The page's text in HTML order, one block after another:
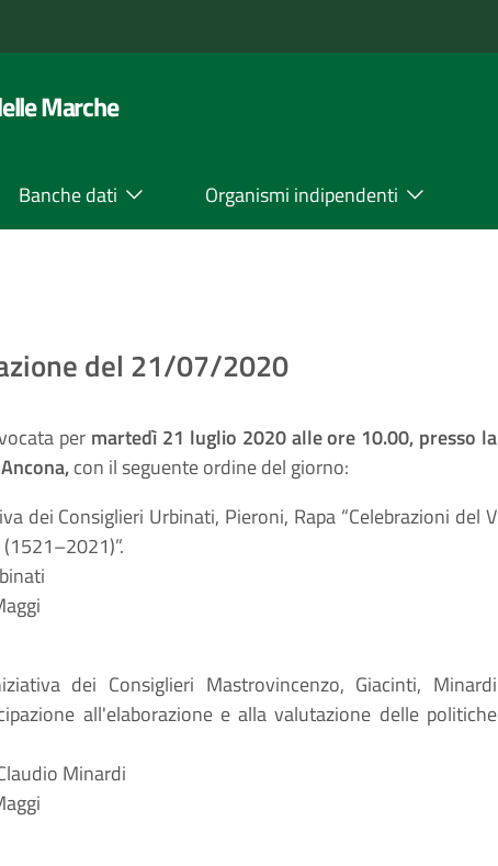
Marche
Banche dati Organismi indipendenti
del 21/07/2020
per martedì 21 luglio 2020 alle ore 10.00, presso la
con il seguente ordine del giorno:
dei Consiglieri Urbinati, Pieroni, Rapa “Celebrazioni del V
dei Consiglieri Mastrovincenzo, Giacinti, Minardi
all'elaborazione e alla valutazione delle politiche
Minardi